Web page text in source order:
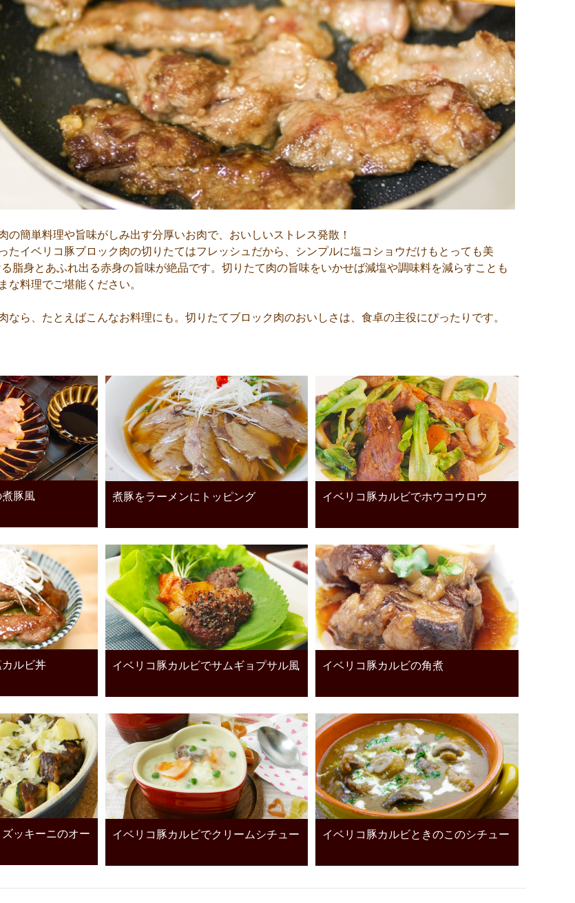
の簡単料理や旨味がしみ出す分厚いお肉で、おいしいストレス発散！
たイベリコ豚ブロック肉の切りたてはフレッシュだから、シンプルに塩コショウだけもとっても美
脂身とあふれ出る赤身の旨味が絶品です。切りたて肉の旨味をいかせば減塩や調味料を減らすことも
な料理でご堪能ください。
なら、たとえばこんなお料理にも。切りたてブロック肉のおいしさは、食卓の主役にぴったりです。
豚風 煮豚をラーメンにトッピング イベリコ豚カルビでホウコウロウ
ルビ丼 イベリコ豚カルビでサムギョプサル風 イベリコ豚カルビの角煮
ッキーニのオー
イベリコ豚カルビでクリームシチュー イベリコ豚カルビときのこのシチュー